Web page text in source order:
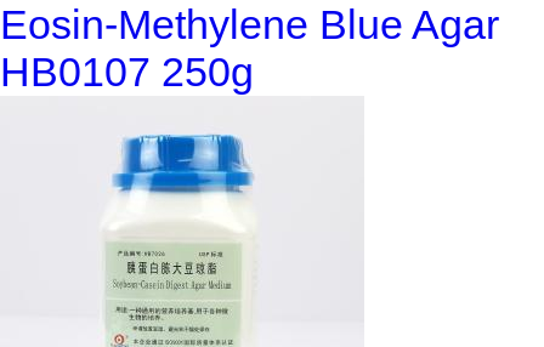
Eosin-Methylene Blue Agar
HB0107 250g